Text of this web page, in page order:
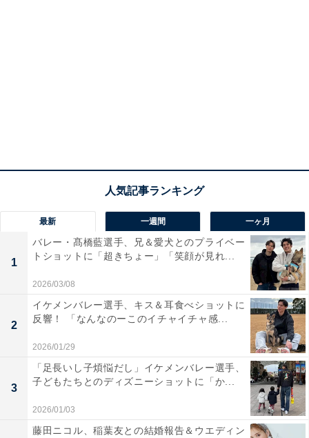
最新 一週間 一ヶ月
1
バレー・髙橋藍選手、兄＆愛犬とのプライベー
トショットに「超きちょー」「笑顔が見れ...
2026/03/08
2
イケメンバレー選手、キス＆耳食べショットに
反響！ 「なんなのーこのイチャイチャ感...
2026/01/29
3
「足長いし子煩悩だし」イケメンバレー選手、
子どもたちとのディズニーショットに「か...
2026/01/03
藤田ニコル、稲葉友との結婚報告＆ウエディン